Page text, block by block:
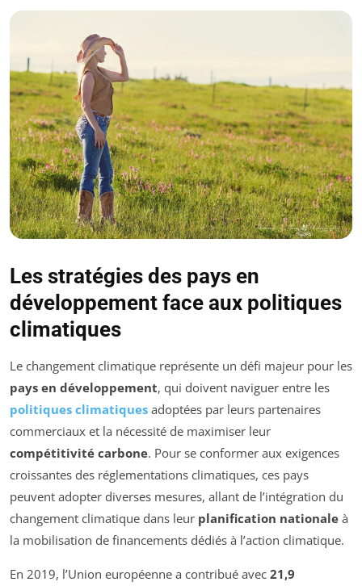
Les stratégies des pays en
développement face aux politiques
climatiques
Le changement climatique représente un défi majeur pour les
pays en développement, qui doivent naviguer entre les
politiques climatiques adoptées par leurs partenaires
commerciaux et la nécessité de maximiser leur
compétitivité carbone. Pour se conformer aux exigences
croissantes des réglementations climatiques, ces pays
peuvent adopter diverses mesures, allant de l’intégration du
changement climatique dans leur planification nationale à
la mobilisation de financements dédiés à l’action climatique.
En 2019, l’Union européenne a contribué avec 21,9